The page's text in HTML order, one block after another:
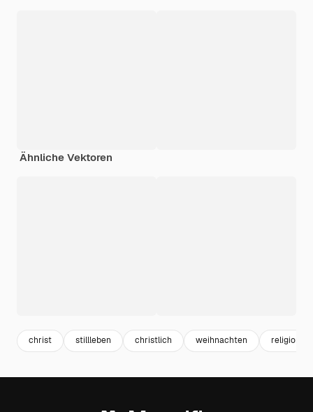
Ähnliche Vektoren
christ stillleben christlich weihnachten religion